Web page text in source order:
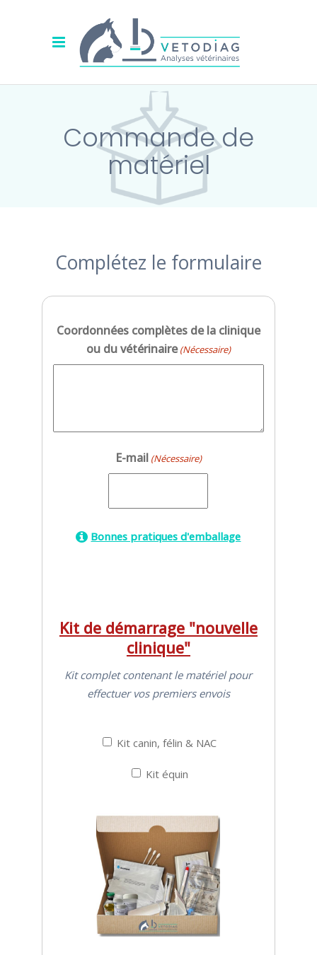
Commandede
matériel
Complétez le formulaire
Coordonnées complètes de la clinique
ou du vétérinaire (Nécessaire)
E-mail (Nécessaire)
Bonnes pratiques d'emballage
Kit de démarrage "nouvelle
clinique"
Kit complet contenant le matériel pour
effectuer vos premiers envois
Kit
Kit canin, félin & NAC
Kit
Kit équin